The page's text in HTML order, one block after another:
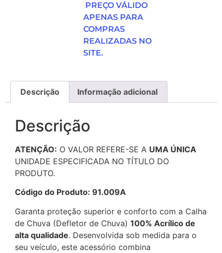
PREÇO VÁLIDO
APENAS PARA
COMPRAS
REALIZADAS NO
SITE.
Descrição Informação adicional
Descrição
ATENÇÃO: O VALOR REFERE-SE A UMA ÚNICA
UNIDADE ESPECIFICADA NO TÍTULO DO
PRODUTO.
Código do Produto: 91.009A
Garanta proteção superior e conforto com a Calha
de Chuva (Defletor de Chuva) 100% Acrílico de
alta qualidade. Desenvolvida sob medida para o
seu veículo, este acessório combina